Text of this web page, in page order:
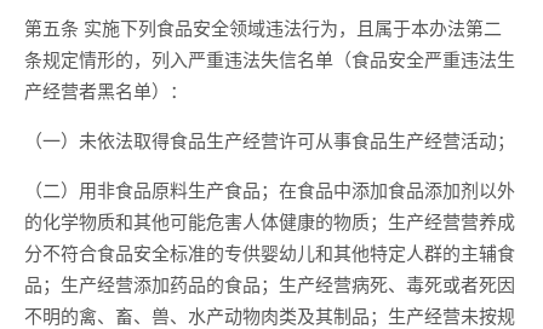
第五条 实施下列食品安全领域违法行为，且属于本办法第二
条规定情形的，列入严重违法失信名单（食品安全严重违法生
产经营者黑名单）：
（一）未依法取得食品生产经营许可从事食品生产经营活动；
（二）用非食品原料生产食品；在食品中添加食品添加剂以外
的化学物质和其他可能危害人体健康的物质；生产经营营养成
分不符合食品安全标准的专供婴幼儿和其他特定人群的主辅食
品；生产经营添加药品的食品；生产经营病死、毒死或者死因
不明的禽、畜、兽、水产动物肉类及其制品；生产经营未按规